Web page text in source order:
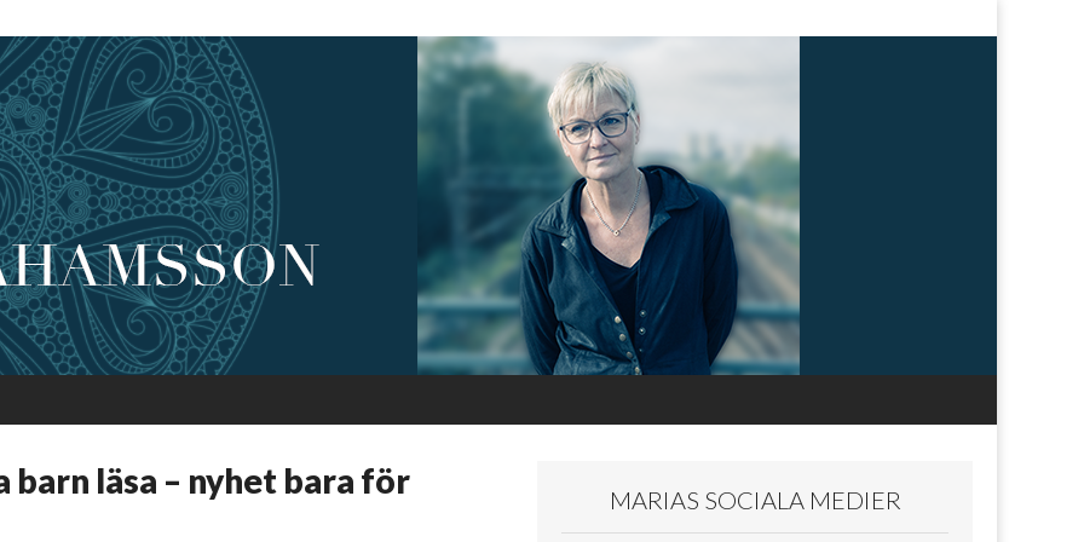
barn läsa – nyhet bara för
MARIAS SOCIALA MEDIER